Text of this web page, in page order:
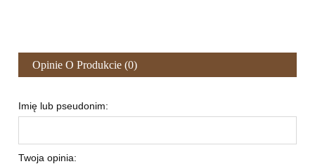
Opinie O Produkcie (0)
Imię lub pseudonim:
Twoja opinia: